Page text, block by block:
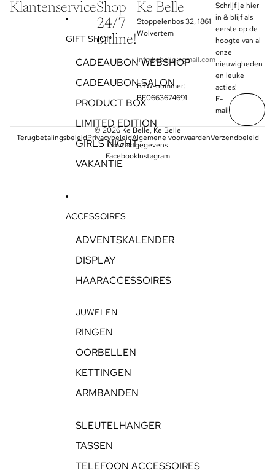
GIFT SHOP
CADEAUBON WEBSHOP
CADEAUBON SALON
PRODUCT BOX
LIMITED EDITION
GIRLS NIGHT
VAKANTIE
ACCESSOIRES
ADVENTSKALENDER
DISPLAY
HAARACCESSOIRES
JUWELEN
RINGEN
OORBELLEN
KETTINGEN
ARMBANDEN
SLEUTELHANGER
TASSEN
TELEFOON ACCESSOIRES
KlantenserviceShop
24/7
online!
Ke Belle
Stoppelenbos 32, 1861
Wolvertem
info.kebelle@gmail.com
BTW-nummer:
BE0663674691
Schrijf je hier
in & blijf als
eerste op de
hoogte van al
onze
nieuwigheden
en leuke
acties!
E-
mail
© 2026 Ke Belle, Ke Belle
TerugbetalingsbeleidPrivacybeleidAlgemene voorwaardenVerzendbeleid
Contactgegevens
FacebookInstagram